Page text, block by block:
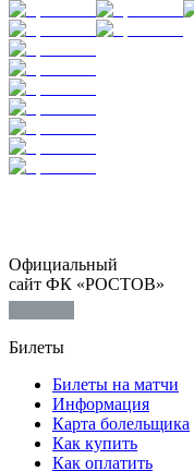
Официальный
сайт ФК «РОСТОВ»
Билеты
Билеты на матчи
Информация
Карта болельщика
Как купить
Как оплатить